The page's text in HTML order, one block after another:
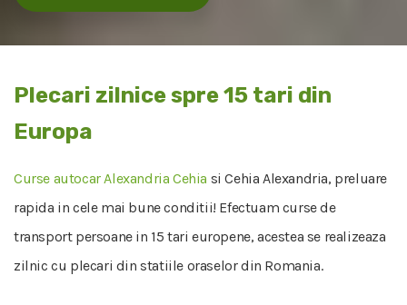
Plecari zilnice spre 15 tari din
Europa
Curse autocar Alexandria Cehia si Cehia Alexandria, preluare
rapida in cele mai bune conditii! Efectuam curse de
transport persoane in 15 tari europene, acestea se realizeaza
zilnic cu plecari din statiile oraselor din Romania.